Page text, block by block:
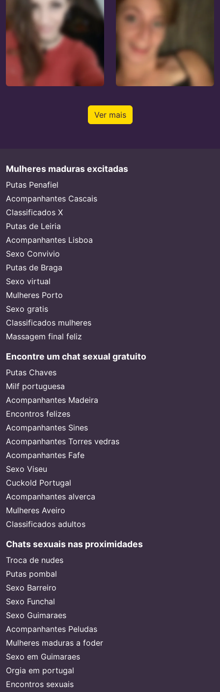
Ver mais
Mulheres maduras excitadas
Putas Penafiel
Acompanhantes Cascais
Classificados X
Putas de Leiria
Acompanhantes Lisboa
Sexo Convivio
Putas de Braga
Sexo virtual
Mulheres Porto
Sexo gratis
Classificados mulheres
Massagem final feliz
Encontre um chat sexual gratuito
Putas Chaves
Milf portuguesa
Acompanhantes Madeira
Encontros felizes
Acompanhantes Sines
Acompanhantes Torres vedras
Acompanhantes Fafe
Sexo Viseu
Cuckold Portugal
Acompanhantes alverca
Mulheres Aveiro
Classificados adultos
Chats sexuais nas proximidades
Troca de nudes
Putas pombal
Sexo Barreiro
Sexo Funchal
Sexo Guimaraes
Acompanhantes Peludas
Mulheres maduras a foder
Sexo em Guimaraes
Orgia em portugal
Encontros sexuais